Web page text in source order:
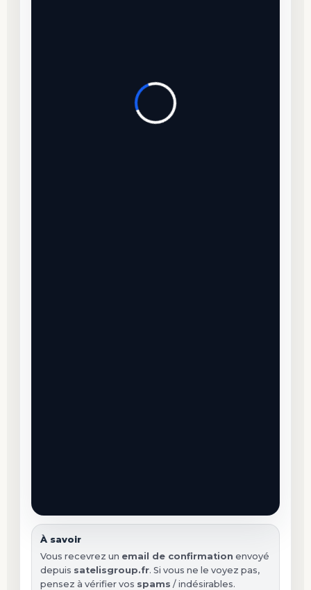
À savoir
Vous recevrez un email de confirmation envoyé
depuis satelisgroup.fr. Si vous ne le voyez pas,
pensez à vérifier vos spams / indésirables.